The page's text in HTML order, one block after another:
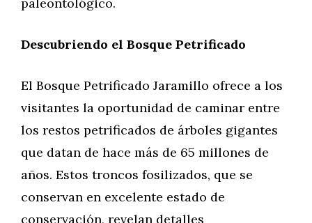
Descubriendo el Bosque Petrificado
El Bosque Petrificado Jaramillo ofrece a los
visitantes la oportunidad de caminar entre
los restos petrificados de árboles gigantes
que datan de hace más de 65 millones de
años. Estos troncos fosilizados, que se
conservan en excelente estado de
conservación, revelan detalles